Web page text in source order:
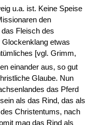
u.a. ist. Keine Speise
den
Fleisch des
etwas
[vgl. Grimm,
einander aus, so gut
Glaube. Nun
das Pferd
als das Rind, das als
Christentums, nach
mag das Rind als